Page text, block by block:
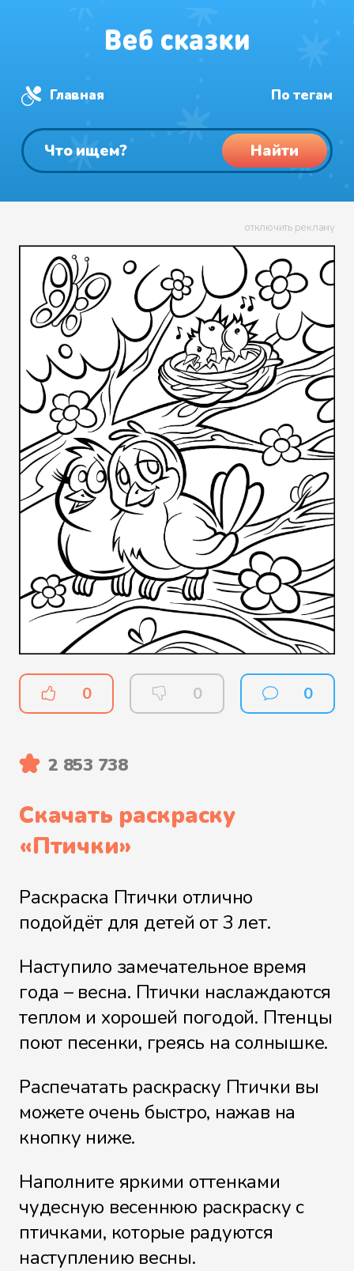
Главная По тегам
Найти
отключить рекламу
0 0 0
2 853 738
Скачать раскраску
«Птички»
Раскраска Птички отлично
подойдёт для детей от 3 лет.
Наступило замечательное время
года – весна. Птички наслаждаются
теплом и хорошей погодой. Птенцы
поют песенки, греясь на солнышке.
Распечатать раскраску Птички вы
можете очень быстро, нажав на
кнопку ниже.
Наполните яркими оттенками
чудесную весеннюю раскраску с
птичками, которые радуются
наступлению весны.